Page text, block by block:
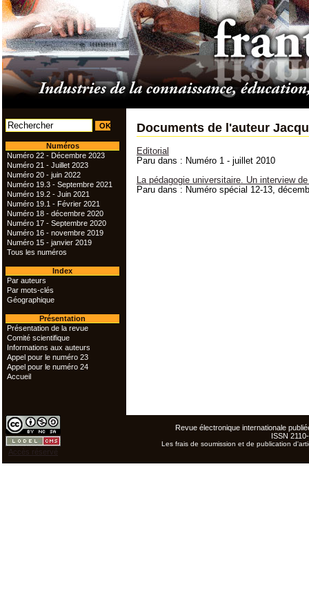
Numéros
Numéro 22 - Décembre 2023
Numéro 21 - Juillet 2023
Numéro 20 - juin 2022
Numéro 19.3 - Septembre 2021
Numéro 19.2 - Juin 2021
Numéro 19.1 - Février 2021
Numéro 18 - décembre 2020
Numéro 17 - Septembre 2020
Numéro 16 - novembre 2019
Numéro 15 - janvier 2019
Tous les numéros
Index
Par auteurs
Par mots-clés
Géographique
Présentation
Présentation de la revue
Comité scientifique
Informations aux auteurs
Appel pour le numéro 23
Appel pour le numéro 24
Accueil
Documents de l'auteur
Editorial
Paru dans : Numéro 1 - juillet 2010
La pédagogie universitaire. Un interview
Paru dans : Numéro spécial 12-13,
Accès réservé
Revue électronique internationale
ISSN
Les frais de soumission et de publication